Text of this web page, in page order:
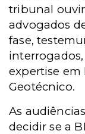
tribunal
advogados
fase,
expertise em
Geotécnico.
As
decidir se a